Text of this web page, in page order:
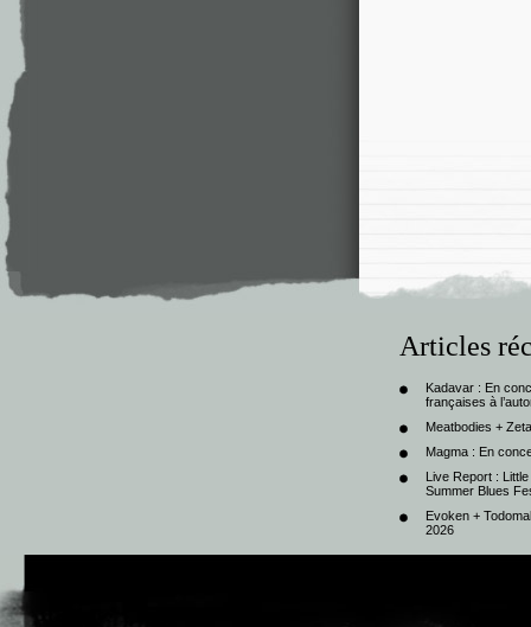
Articles
Kadavar : En
françaises à
Meatbodies +
Magma : En
Live Report :
Summer Blues
Evoken +
2026